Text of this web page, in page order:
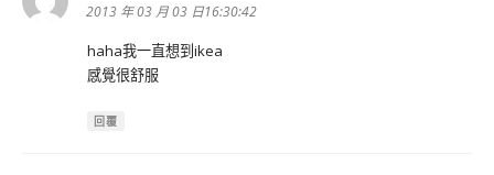
示:
2013 年 03 月 03 日16:30:42
haha我一直想到ikea
感覺很舒服
回覆